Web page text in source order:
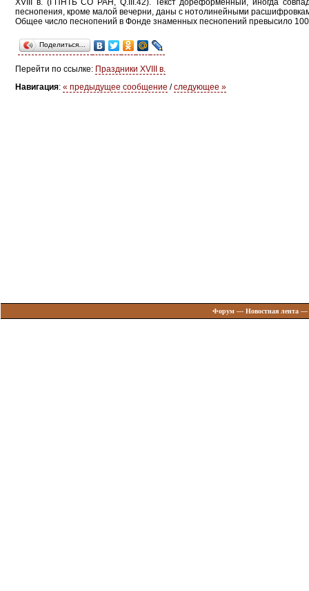
XVIII в. (ГПНТБ СО РАН, Q.III.42). Текст дореформенный, иногда
песнопения, кроме малой вечерни, даны с нотолинейными
Общее число песнопений в Фонде знаменных песнопений превысило
Поделиться…
Перейти по ссылке: Праздники XVIII в.
Навигация: « предыдущее сообщение /следующее »
Форум— Новостная лента—